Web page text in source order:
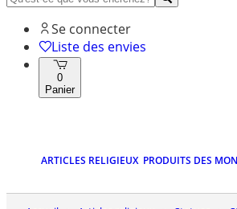
Se connecter
Liste des envies
0
Panier
ARTICLES RELIGIEUX PRODUITS DES